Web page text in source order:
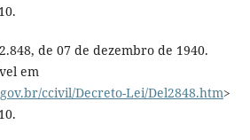
2.848, de 07 de dezembro de 1940.
em
ccivil/Decreto-Lei/Del2848.htm>